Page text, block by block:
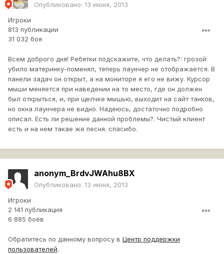
Опубликовано: 13 июня, 2013
Игроки
813 публикации
31 032 боя
Всем доброго дня! Ребятки подскажите, что делать?: грозой
убило материнку-поменял, теперь лаунчер не отображается. В
панели задач он открыт, а на мониторе я его не вижу. Курсор
мыши меняется при наведении на то место, где он должен
был открыться, и, при щелчке мышью, выходит на сайт танков,
но окна лаунчера не видно. Надеюсь, достаточно подробно
описал. Есть ли решение данной проблемы?. Чистый клиент
есть и на нем такае же песня. спасибо.
anonym_BrdvJWAhu8BX
Опубликовано: 13 июня, 2013
Игроки
2 141 публикация
6 885 боёв
Обратитесь по данному вопросу в Центр поддержки
пользователей.